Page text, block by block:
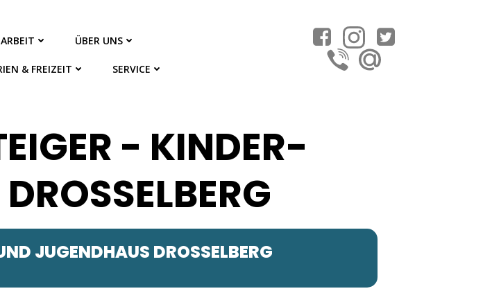
ÜBER UNS
& FREIZEIT SERVICE
- KINDER-
JUGENDHAUS DROSSELBERG